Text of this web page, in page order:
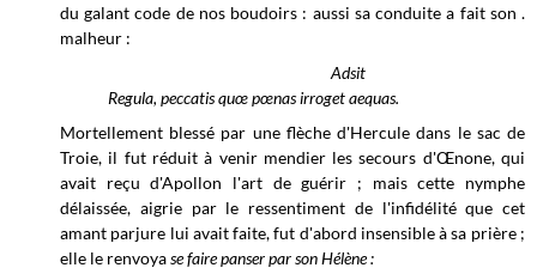
du galant code de nos boudoirs : aussi sa conduite a fait son .
malheur :
Adsit
Regula, peccatis quœ pœnas irroget aequas.
Mortellement blessé par une flèche d'Hercule dans le sac de
Troie, il fut réduit à venir mendier les secours d'Œnone, qui
avait reçu d'Apollon l'art de guérir ; mais cette nymphe
délaissée, aigrie par le ressentiment de l'infidélité que cet
amant parjure lui avait faite, fut d'abord insensible à sa prière ;
elle le renvoyase faire panser par son Hélène :